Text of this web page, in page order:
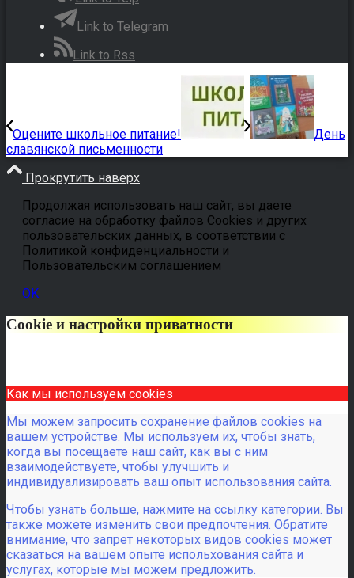
Link to Telegram
Link to Rss
Оцените школьное питание!
День
славянской письменности
Прокрутить наверх
Продолжая использовать наш сайт, вы даете
согласие на обработку файлов Cookies и других
пользовательских данных, в соответствии с
Политикой конфиденциальности и
Пользовательским соглашением
OK
Cookie и настройки приватности
Как мы используем cookies
Мы можем запросить сохранение файлов cookies на
вашем устройстве. Мы используем их, чтобы знать,
когда вы посещаете наш сайт, как вы с ним
взаимодействуете, чтобы улучшить и
индивидуализировать ваш опыт использования сайта.
Чтобы узнать больше, нажмите на ссылку категории. Вы
также можете изменить свои предпочтения. Обратите
внимание, что запрет некоторых видов cookies может
сказаться на вашем опыте испольхования сайта и
услугах, которые мы можем предложить.